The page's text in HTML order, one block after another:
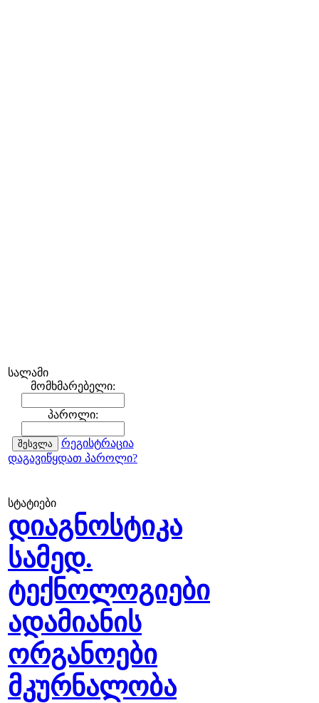
სალამი
მომხმარებელი:
პაროლი:
რეგისტრაცია
დაგავიწყდათ პაროლი?
სტატიები
დიაგნოსტიკა
სამედ.
ტექნოლოგიები
ადამიანის
ორგანოები
მკურნალობა